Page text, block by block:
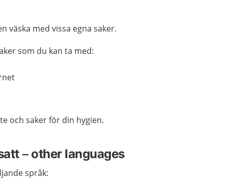
väska med vissa egna saker.
som du kan ta med:
och saker för din hygien.
– other languages
språk: